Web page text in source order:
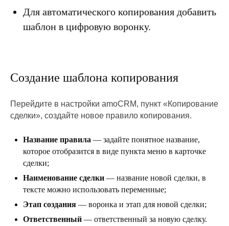
Для автоматического копирования добавить
шаблон в цифровую воронку.
Создание шаблона копирования
Перейдите в настройки amoCRM, пункт «Копирование
сделки», создайте новое правило копирования.
Название правила — задайте понятное название,
которое отобразится в виде пункта меню в карточке
сделки;
Наименование сделки — название новой сделки, в
тексте можно использовать переменные;
Этап создания — воронка и этап для новой сделки;
Ответственный — ответственный за новую сделку.